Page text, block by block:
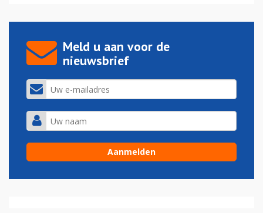
Meld u aan voor de
nieuwsbrief